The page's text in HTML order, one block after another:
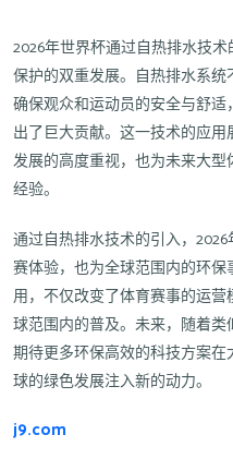
2026年世界杯通过自热排水技
保护的双重发展。自热排水系统
确保观众和运动员的安全与舒
出了巨大贡献。这一技术的应
发展的高度重视，也为未来大
经验。
通过自热排水技术的引入，
赛体验，也为全球范围内的环
用，不仅改变了体育赛事的运
球范围内的普及。未来，随着
期待更多环保高效的科技方案
球的绿色发展注入新的动力。
j9.com